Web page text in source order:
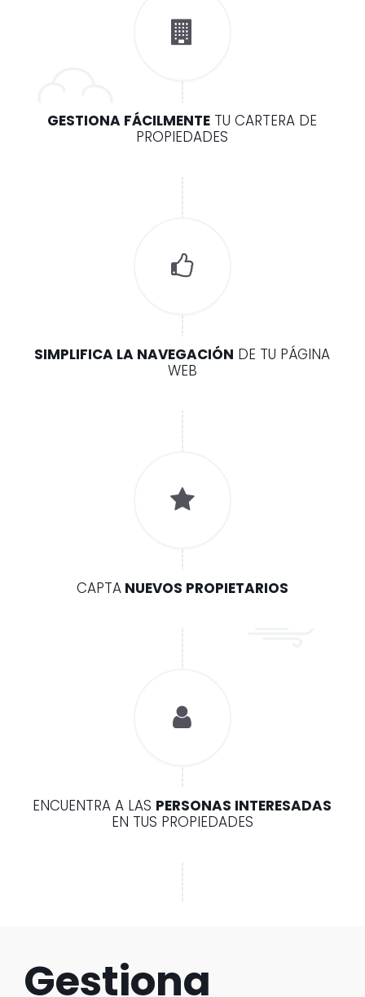
GESTIONA FÁCILMENTE TU CARTERA DE
PROPIEDADES
SIMPLIFICA LA NAVEGACIÓN DE TU PÁGINA
WEB
CAPTANUEVOS PROPIETARIOS
ENCUENTRA A LAS PERSONAS INTERESADAS
EN TUS PROPIEDADES
Gestiona